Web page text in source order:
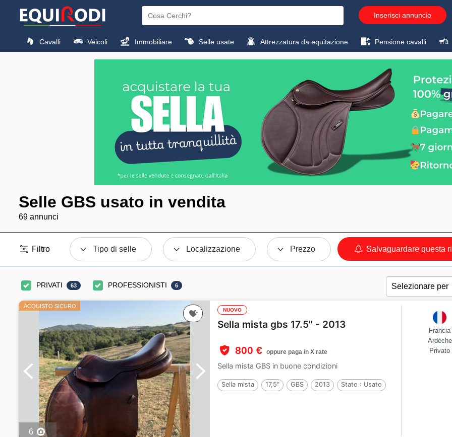
Inserisci annuncio
Cavalli Veicoli Immobiliare Selle usate Attrezzatura da equitazione Pensione cavalli
Selle GBS usato in vendita
69 annunci
Filtro Tipo di selle Localizzazione Prezzo Salvaguardare questa
PRIVATI 63 PROFESSIONISTI 6
ACQUISTO SICURO
6
NUOVO
Sella mista gbs 17.5" - 2013
800 € oppure paga in X rate
Sella mista GBS in buone condizioni
Sella mista 17,5" GBS 2013 Stato : Usato
Francia
Ardèche
Privato